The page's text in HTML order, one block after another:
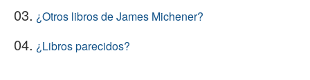
03. ¿Otros libros de James Michener?
04. ¿Libros parecidos?